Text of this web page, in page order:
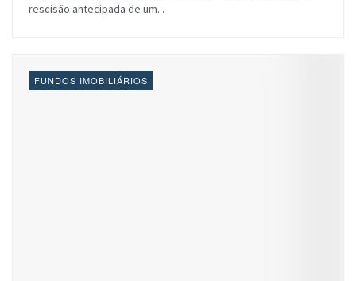
rescisão antecipada de um...
FUNDOS IMOBILIÁRIOS